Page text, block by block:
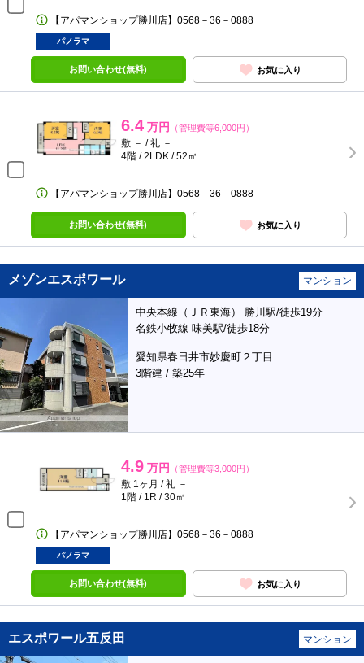
【アパマンショップ勝川店】0568－36－0888
パノラマ
お問い合わせ(無料) お気に入り
6.4 万円 （管理費等6,000円）
敷 － / 礼 －
4階 / 2LDK / 52㎡
【アパマンショップ勝川店】0568－36－0888
お問い合わせ(無料) お気に入り
メゾンエスポワール マンション
中央本線（ＪＲ東海） 勝川駅/徒歩19分
名鉄小牧線 味美駅/徒歩18分
愛知県春日井市妙慶町２丁目
3階建 / 築25年
4.9 万円 （管理費等3,000円）
敷 1ヶ月 / 礼 －
1階 / 1R / 30㎡
【アパマンショップ勝川店】0568－36－0888
パノラマ
お問い合わせ(無料) お気に入り
エスポワール五反田 マンション